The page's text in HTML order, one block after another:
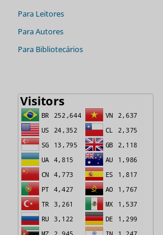
Para Leitores
Para Autores
Para Bibliotecários